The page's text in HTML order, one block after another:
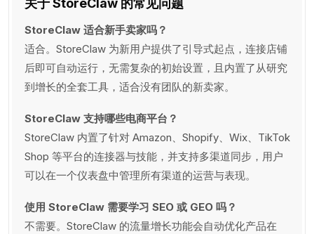
关于 StoreClaw 的常见问题
StoreClaw 适合新手卖家吗？
适合。StoreClaw 为新用户提供了引导式起点，连接店铺
后即可自动运行，无需复杂的初始设置，且内置了从研究
到增长的全套工具，适合没有团队的新卖家。
StoreClaw 支持哪些电商平台？
StoreClaw 内置了针对 Amazon、Shopify、Wix、TikTok
Shop 等平台的连接器与技能，并支持多渠道同步，用户
可以在一个仪表盘中管理所有渠道的运营与表现。
使用 StoreClaw 需要学习 SEO 或 GEO 吗？
不需要。StoreClaw 的流量增长功能会自动优化产品在